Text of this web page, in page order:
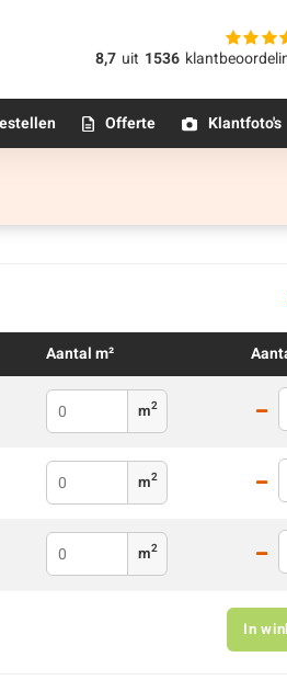
8,7 uit 1536
Tafelpoten -
Tafel onderstel -
Alle poten &
Offerte Klantfoto's
Aantal m²
m2
m2
m2
In